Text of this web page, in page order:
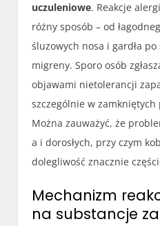
uczuleniowe. Reakcje
różny sposób – od
śluzowych nosa i gardła
migreny. Sporo osób
objawami nietolerancji
szczególnie w zamkniętych
Można zauważyć, że
a i dorosłych, przy czym
dolegliwość znacznie
Mechanizm
na substancje